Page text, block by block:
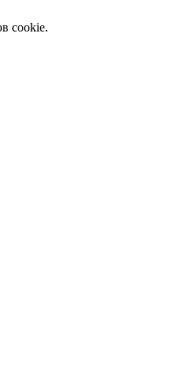
cookie.